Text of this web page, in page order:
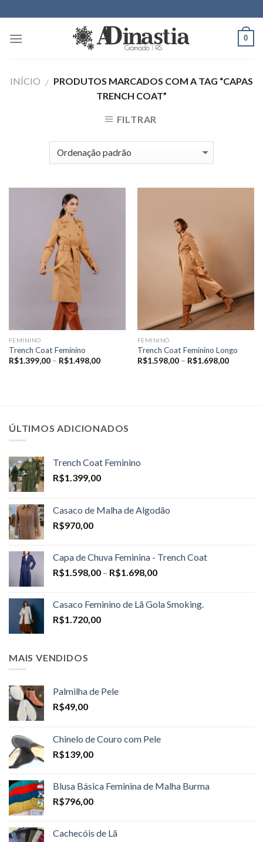
to
content
0
INÍCIO / PRODUTOS MARCADOS COM A TAG “CAPAS
TRENCH COAT”
FILTRAR
FEMININO
Trench Coat Feminino
R$1.399,00 – R$1.498,00Price
FEMININO
Trench Coat Feminino Longo
R$1.598,00 – R$1.698,00Price
ÚLTIMOS ADICIONADOS
Trench Coat Feminino
R$1.399,00
Casaco de Malha de Algodão
R$970,00
Capa de Chuva Feminina - Trench Coat
R$1.598,00 – R$1.698,00Price
through
Casaco Feminino de Lã Gola Smoking.
R$1.720,00
MAIS VENDIDOS
Palmilha de Pele
R$49,00
Chinelo de Couro com Pele
R$139,00
Blusa Básica Feminina de Malha Burma
R$796,00
Cachecóis de Lã